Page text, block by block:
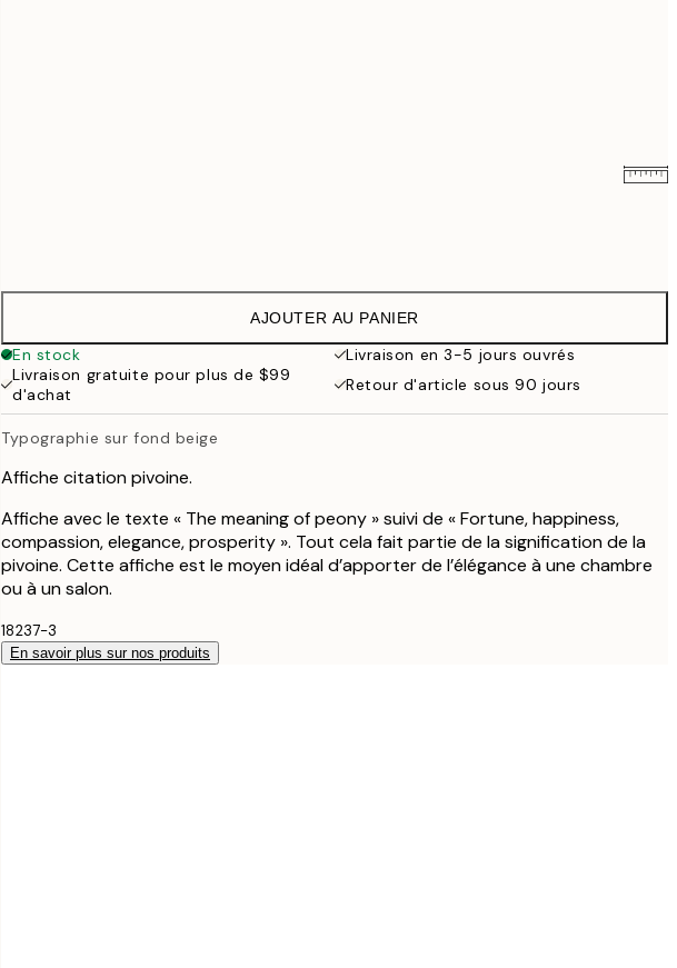
$53.95
AJOUTER AU PANIER
En stock
Livraison en 3-5 jours ouvrés
Livraison gratuite pour plus de $99
d'achat
Retour d'article sous 90 jours
Typographie sur fond beige
Affiche citation pivoine.
Affiche avec le texte « The meaning of peony » suivi de « Fortune, happiness,
compassion, elegance, prosperity ». Tout cela fait partie de la signification de la
pivoine. Cette affiche est le moyen idéal d’apporter de l’élégance à une chambre
ou à un salon.
18237-3
En savoir plus sur nos produits